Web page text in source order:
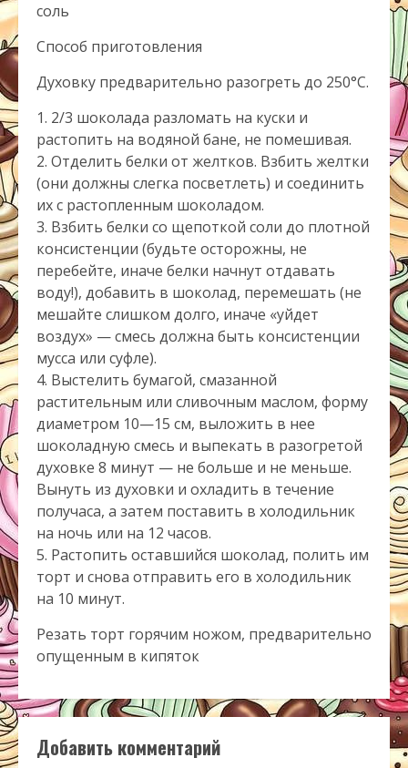
соль
Способ приготовления
Духовку предварительно разогреть до 250°С.
1. 2/3 шоколада разломать на куски и
растопить на водяной бане, не помешивая.
2. Отделить белки от желтков. Взбить желтки
(они должны слегка посветлеть) и соединить
их с растопленным шоколадом.
3. Взбить белки со щепоткой соли до плотной
консистенции (будьте осторожны, не
перебейте, иначе белки начнут отдавать
воду!), добавить в шоколад, перемешать (не
мешайте слишком долго, иначе «уйдет
воздух» — смесь должна быть консистенции
мусса или суфле).
4. Выстелить бумагой, смазанной
растительным или сливочным маслом, форму
диаметром 10—15 см, выложить в нее
шоколадную смесь и выпекать в разогретой
духовке 8 минут — не больше и не меньше.
Вынуть из духовки и охладить в течение
получаса, а затем поставить в холодильник
на ночь или на 12 часов.
5. Растопить оставшийся шоколад, полить им
торт и снова отправить его в холодильник
на 10 минут.
Резать торт горячим ножом, предварительно
опущенным в кипяток
Добавить комментарий